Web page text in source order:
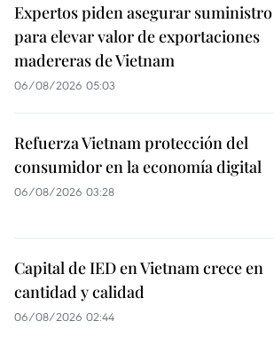
Expertos piden asegurar suministro
para elevar valor de exportaciones
madereras de Vietnam
06/08/2026 05:03
Refuerza Vietnam protección del
consumidor en la economía digital
06/08/2026 03:28
Capital de IED en Vietnam crece en
cantidad y calidad
06/08/2026 02:44